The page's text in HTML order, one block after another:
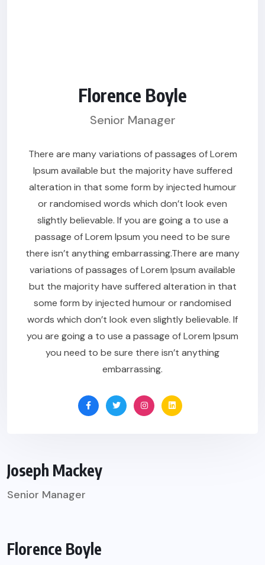
Florence Boyle
Senior Manager
There are many variations of passages of Lorem
Ipsum available but the majority have suffered
alteration in that some form by injected humour
or randomised words which don’t look even
slightly believable. If you are going a to use a
passage of Lorem Ipsum you need to be sure
there isn’t anything embarrassing.There are many
variations of passages of Lorem Ipsum available
but the majority have suffered alteration in that
some form by injected humour or randomised
words which don’t look even slightly believable. If
you are going a to use a passage of Lorem Ipsum
you need to be sure there isn’t anything
embarrassing.
Joseph Mackey
Senior Manager
Florence Boyle